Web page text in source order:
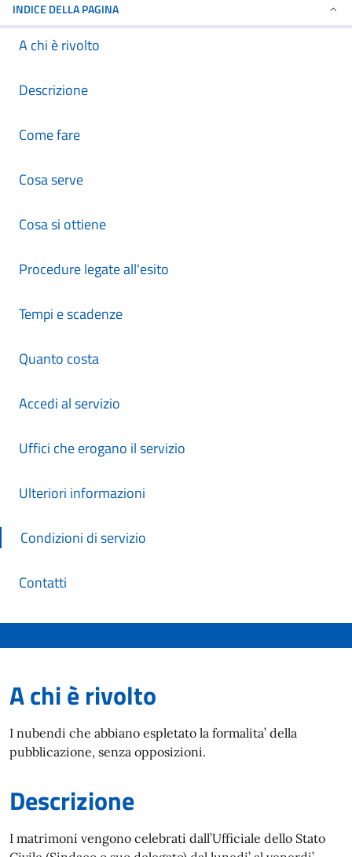
INDICE DELLA PAGINA
A chi è rivolto
Descrizione
Come fare
Cosa serve
Cosa si ottiene
Procedure legate all'esito
Tempi e scadenze
Quanto costa
Accedi al servizio
Uffici che erogano il servizio
Ulteriori informazioni
Condizioni di servizio
Contatti
A chi è rivolto
I nubendi che abbiano espletato la formalita’ della
pubblicazione, senza opposizioni.
Descrizione
I matrimoni vengono celebrati dall’Ufficiale dello Stato